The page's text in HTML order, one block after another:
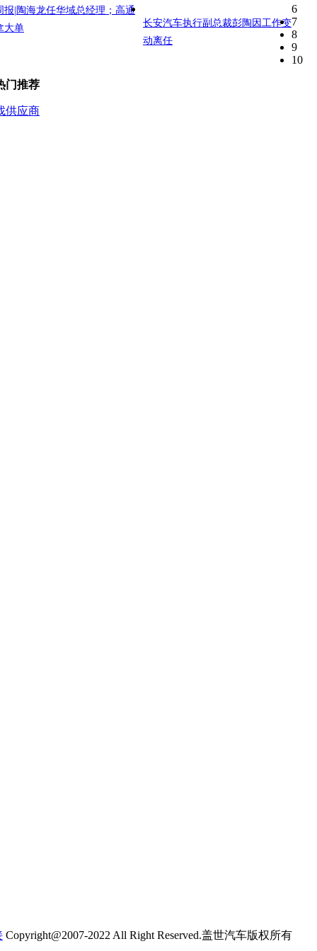
报|陶海龙任华域总经理；高通
大单
6
长安汽车执行副总裁彭陶因工作变
动离任
7
8
9
10
门推荐
供应商
Copyright@2007-2022 All Right Reserved.盖世汽车版权所有